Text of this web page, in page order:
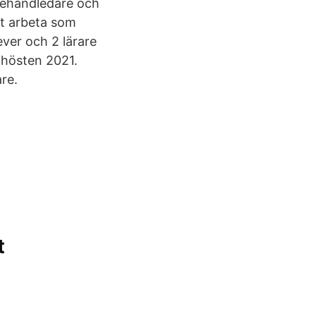
och
arbeta som
och 2 lärare
2021.